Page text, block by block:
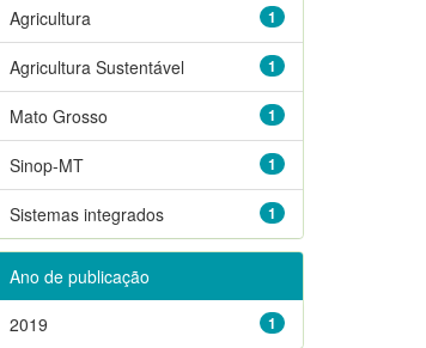
1
Agricultura
1
Agricultura Sustentável
1
Mato Grosso
1
Sinop-MT
1
Sistemas integrados
Ano de publicação
1
2019